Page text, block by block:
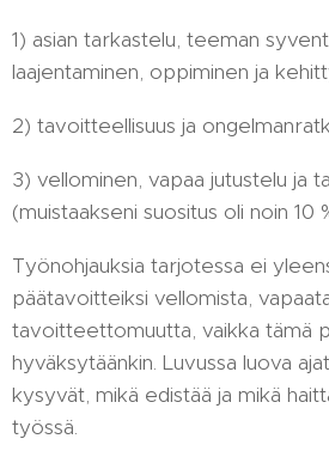
1) asian tarkastelu, teeman
laajentaminen, oppiminen ja
2) tavoitteellisuus ja
3) vellominen, vapaa jutustelu ja
(muistaakseni suositus oli noin 10
Työnohjauksia tarjotessa ei
päätavoitteiksi vellomista,
tavoitteettomuutta, vaikka tämä
hyväksytäänkin. Luvussa luova
kysyvät, mikä edistää ja mikä
työssä.